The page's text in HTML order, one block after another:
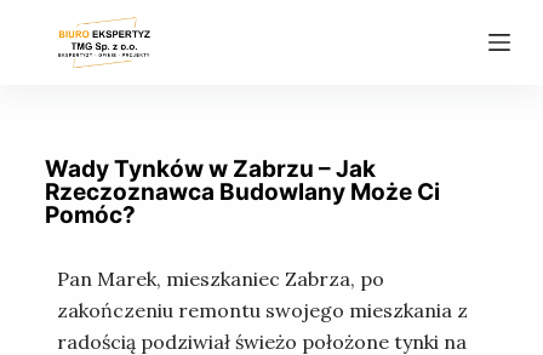
Wady Tynków w Zabrzu – Jak
Rzeczoznawca Budowlany Może Ci
Pomóc?
Pan Marek, mieszkaniec Zabrza, po
zakończeniu remontu swojego mieszkania z
radością podziwiał świeżo położone tynki na